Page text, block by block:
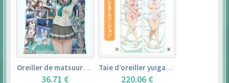
Oreiller de matsuura kanan (35cm×53cm) – love live! sunshine!!
36.71 €
Taie d’oreiller yuigahama yui (50cm×150cm) – yahari ore no seishun love comedy wa machigatteiru. zoku
220.06 €